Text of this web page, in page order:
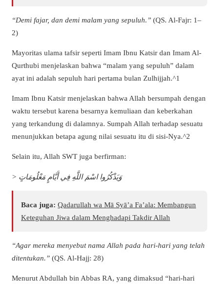
“Demi fajar, dan demi malam yang sepuluh.” (QS. Al-Fajr: 1–
2)
Mayoritas ulama tafsir seperti Imam Ibnu Katsir dan Imam Al-
Qurthubi menjelaskan bahwa “malam yang sepuluh” dalam
ayat ini adalah sepuluh hari pertama bulan Zulhijjah.^1
Imam Ibnu Katsir menjelaskan bahwa Allah bersumpah dengan
waktu tersebut karena besarnya kemuliaan dan keberkahan
yang terkandung di dalamnya. Sumpah Allah terhadap sesuatu
menunjukkan betapa agung nilai sesuatu itu di sisi-Nya.^2
Selain itu, Allah SWT juga berfirman:
> وَيَذْكُرُوا اسْمَ اللَّهِ فِي أَيَّامٍ مَعْلُومَاتٍ
Baca juga: Qadarullah wa Mā Syā’a Fa’ala: Membangun
Keteguhan Jiwa dalam Menghadapi Takdir Allah
“Agar mereka menyebut nama Allah pada hari-hari yang telah
ditentukan.” (QS. Al-Hajj: 28)
Menurut Abdullah bin Abbas RA, yang dimaksud “hari-hari